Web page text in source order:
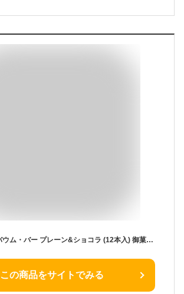
東京カンパネラ バウム・バー プレーン&ショコラ (12本入) 御菓子 ギフト 東京 バームクーヘン 退職 御菓子 東京土産 菓子折り クッキー ギフト 御菓子 洋菓子 焼き菓子 手土産 御菓子 人気 お土産 プレゼント ギフト 贈り物 バウム クリスマス
この商品をサイトでみる